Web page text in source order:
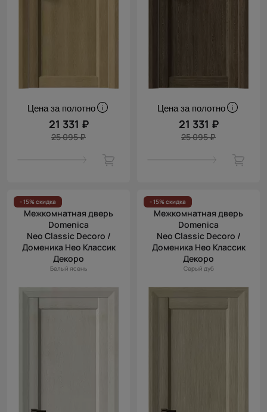
Цена за полотно
21 331 ₽
25 095 ₽
Цена за полотно
21 331 ₽
25 095 ₽
- 15% скидка
Межкомнатная дверь
Domenica
Neo Classic Decoro /
Доменика Нео Классик
Декоро
Белый ясень
- 15% скидка
Межкомнатная дверь
Domenica
Neo Classic Decoro /
Доменика Нео Классик
Декоро
Серый дуб